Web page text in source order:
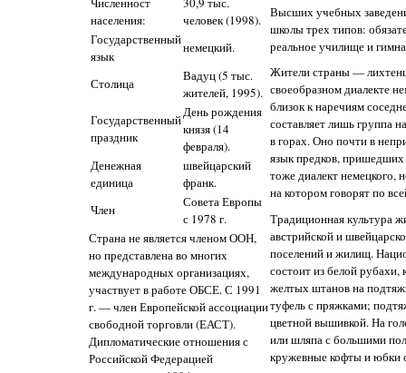
населения:
человек (1998).
Государственный
язык
немецкий.
Столица
Вадуц (5 тыс.
жителей, 1995).
Государственный
праздник
День рождения
князя (14
февраля).
Денежная
единица
швейцарский
франк.
Член
Совета Европы
с 1978 г.
Страна не является членом ООН,
но представлена во многих
международных организациях,
участвует в работе ОБСЕ. С 1991
г. — член Европейской ассоциации
свободной торговли (ЕАСТ).
Дипломатические отношения с
Российской Федерацией
Высших учебных
школы трех типов:
реальное училище и
Жители страны —
своеобразном диалекте
близок к наречиям
составляет лишь группа
в горах. Оно почти в
язык предков,
тоже диалект немецкого,
на котором говорят по
Традиционная культура
австрийской и
поселений и жилищ.
состоит из белой
желтых штанов на
туфель с пряжками;
цветной вышивкой. На
или шляпа с большими
кружевные кофты и юбки